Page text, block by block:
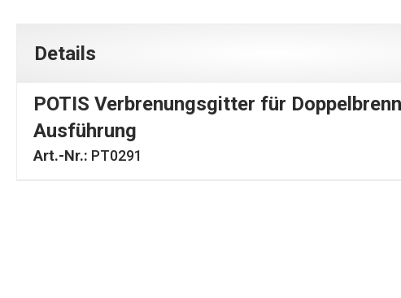
Details
POTIS Verbrenungsgitter für
Ausführung
Art.-Nr.: PT0291